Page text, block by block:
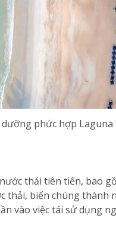
phức hợp
thải tiên tiến, bao
thải, biến chúng
vào việc tái sử dụng